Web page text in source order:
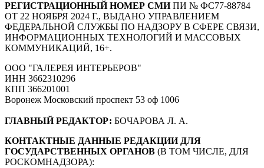
РЕГИСТРАЦИОННЫЙ НОМЕР СМИПИ № ФС77-88784
ОТ 22 НОЯБРЯ 2024 Г., ВЫДАНО УПРАВЛЕНИЕМ
ФЕДЕРАЛЬНОЙ СЛУЖБЫ ПО НАДЗОРУ В СФЕРЕ СВЯЗИ,
ИНФОРМАЦИОННЫХ ТЕХНОЛОГИЙ И МАССОВЫХ
КОММУНИКАЦИЙ, 16+.
ООО "ГАЛЕРЕЯ ИНТЕРЬЕРОВ"
ИНН 3662310296
КПП 366201001
Воронеж Московский проспект 53 оф 1006
ГЛАВНЫЙ РЕДАКТОР: БОЧАРОВА Л. А.
КОНТАКТНЫЕ ДАННЫЕ РЕДАКЦИИ ДЛЯ
ГОСУДАРСТВЕННЫХ ОРГАНОВ (В ТОМ ЧИСЛЕ, ДЛЯ
РОСКОМНАДЗОРА):